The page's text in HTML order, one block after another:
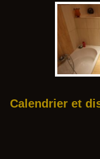
Calendrier et